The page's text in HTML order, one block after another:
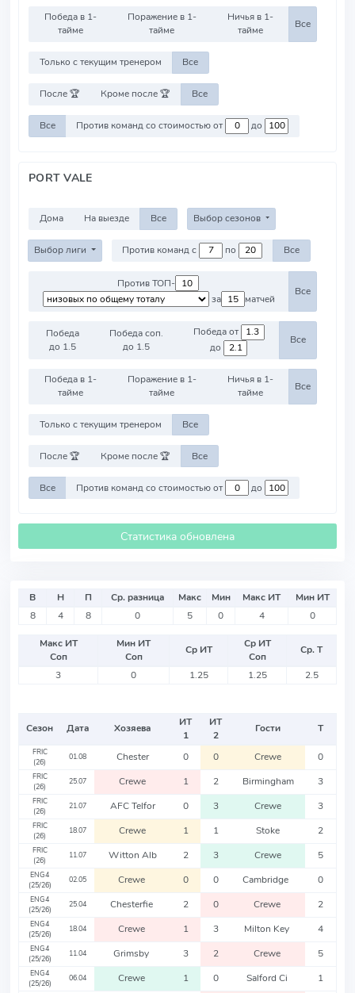
Победа в 1-
тайме
Поражение в 1-
тайме
Ничья в 1-
тайме
Все
Только с текущим тренером Все
После 🏆 Кроме после 🏆 Все
Все Против команд со стоимостью от до
PORT VALE
Дома На выезде Все Выбор сезонов
Выбор лиги Против команд с по Все
Против ТОП-
за
матчей
Все
Победа
до 1.5
Победа соп.
до 1.5
Победа от
до
Все
Победа в 1-
тайме
Поражение в 1-
тайме
Ничья в 1-
тайме
Все
Только с текущим тренером Все
После 🏆 Кроме после 🏆 Все
Все Против команд со стоимостью от до
Статистика обновлена
В Н П Ср. разница Макс Мин Макс ИТ
Мин ИТ
8
4 8 0 5 0 4 0
Макс ИТ
Соп
Мин ИТ
Соп
Ср ИТ
Ср ИТ
Соп
Ср. Т
3
0 1.25 1.25 2.5
Сезон Дата Хозяева
ИТ
1
ИТ
2
Гости Т
FRIC
(26)
01.08 Chester 0 0 Crewe 0
FRIC
(26)
25.07 Crewe 1 2 Birmingham 3
FRIC
(26)
21.07 AFC Telfor 0 3 Crewe 3
FRIC
(26)
18.07 Crewe 1 1 Stoke 2
FRIC
(26)
11.07 Witton Alb 2 3 Crewe 5
ENG4
(25/26)
02.05 Crewe 0 0 Cambridge 0
ENG4
(25/26)
25.04 Chesterfie 2 0 Crewe 2
ENG4
(25/26)
18.04 Crewe 1 3 Milton Key 4
ENG4
(25/26)
11.04 Grimsby 3 2 Crewe 5
ENG4
(25/26)
06.04 Crewe 1 0 Salford Ci 1